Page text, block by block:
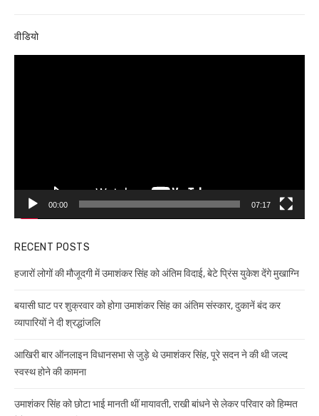
वीडियो
00:00 07:17
RECENT POSTS
हजारों लोगों की मौजूदगी में उमाशंकर सिंह को अंतिम विदाई, बेटे प्रिंस युकेश देंगे मुखाग्नि
बयासी घाट पर शुक्रवार को होगा उमाशंकर सिंह का अंतिम संस्कार, दुकानें बंद कर
व्यापारियों ने दी श्रद्धांजलि
आखिरी बार ऑनलाइन विधानसभा से जुड़े थे उमाशंकर सिंह, पूरे सदन ने की थी जल्द
स्वस्थ होने की कामना
उमाशंकर सिंह को छोटा भाई मानती थीं मायावती, राखी बांधने से लेकर परिवार को हिम्मत